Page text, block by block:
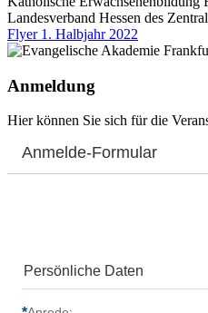
Landesverband Hessen des
Flyer 1. Halbjahr 2022
Anmeldung
Hier können Sie sich für die